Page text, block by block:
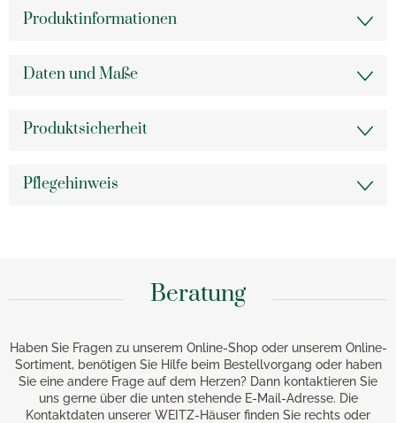
Produktinformationen
Daten und Maße
Produktsicherheit
Pflegehinweis
Beratung
Haben Sie Fragen zu unserem Online-Shop oder unserem Online-
Sortiment, benötigen Sie Hilfe beim Bestellvorgang oder haben
Sie eine andere Frage auf dem Herzen? Dann kontaktieren Sie
uns gerne über die unten stehende E-Mail-Adresse. Die
Kontaktdaten unserer WEITZ-Häuser finden Sie rechts oder